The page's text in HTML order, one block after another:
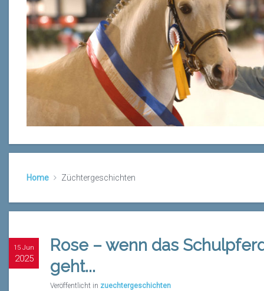
Home Züchtergeschichten
15 Jun
2025
Rose – wenn das
geht...
Veröffentlicht in zuechtergeschichten